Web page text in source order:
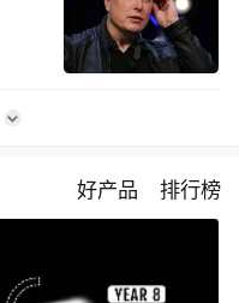
好产品 排行榜